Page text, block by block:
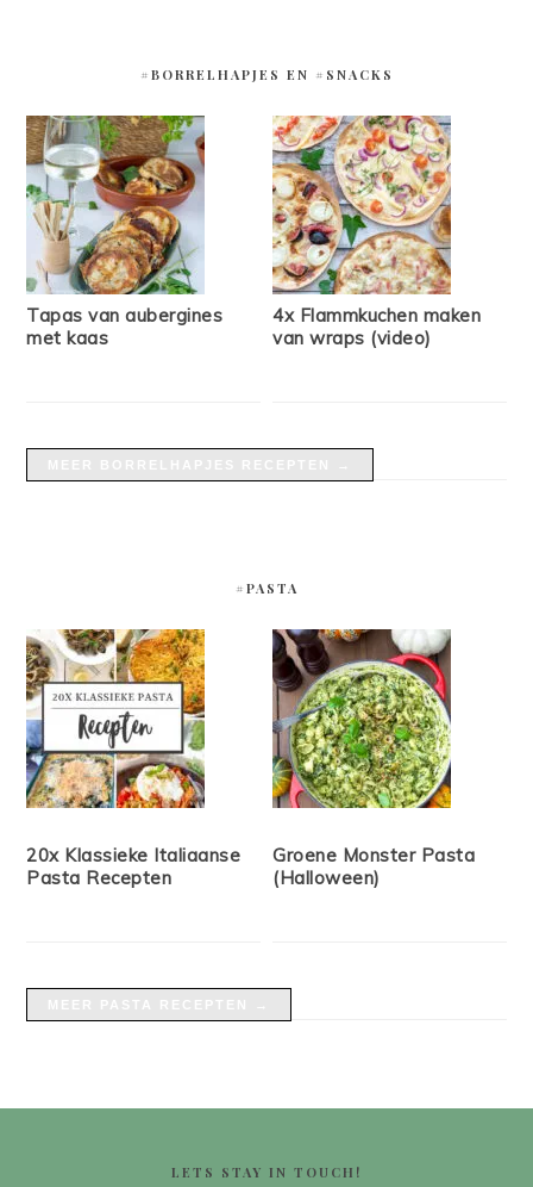
#BORRELHAPJES EN #SNACKS
Tapas van aubergines
met kaas
4x Flammkuchen maken
van wraps (video)
#PASTA
20x Klassieke Italiaanse
Pasta Recepten
Groene Monster Pasta
(Halloween)
LETS STAY IN TOUCH!